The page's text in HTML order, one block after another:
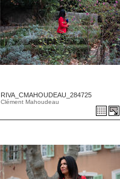
RIVA_CMAHOUDEAU_284725
Clément Mahoudeau